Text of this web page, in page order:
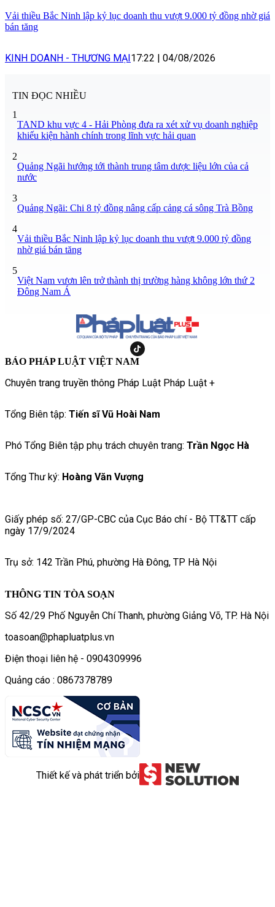
Vải thiều Bắc Ninh lập kỷ lục doanh thu vượt 9.000 tỷ đồng nhờ giá
bán tăng
KINH DOANH - THƯƠNG MẠI 17:22 04/08/2026
TIN ĐỌC NHIỀU
1
TAND khu vực 4 - Hải Phòng đưa ra xét xử vụ doanh nghiệp
khiếu kiện hành chính trong lĩnh vực hải quan
2
Quảng Ngãi hướng tới thành trung tâm dược liệu lớn của cả
nước
3
Quảng Ngãi: Chi 8 tỷ đồng nâng cấp cảng cá sông Trà Bồng
4
Vải thiều Bắc Ninh lập kỷ lục doanh thu vượt 9.000 tỷ đồng
nhờ giá bán tăng
5
Việt Nam vươn lên trở thành thị trường hàng không lớn thứ 2
Đông Nam Á
BÁO PHÁP LUẬT VIỆT NAM
Chuyên trang truyền thông Pháp Luật Pháp Luật +
Tổng Biên tập: Tiến sĩ Vũ Hoài Nam
Phó Tổng Biên tập phụ trách chuyên trang: Trần Ngọc Hà
Tổng Thư ký: Hoàng Văn Vượng
Giấy phép số: 27/GP-CBC của Cục Báo chí - Bộ TT&TT cấp
ngày 17/9/2024
Trụ sở: 142 Trần Phú, phường Hà Đông, TP Hà Nội
THÔNG TIN TÒA SOẠN
Số 42/29 Phố Nguyễn Chí Thanh, phường Giảng Võ, TP. Hà Nội
toasoan@phapluatplus.vn
Điện thoại liên hệ - 0904309996
Quảng cáo : 0867378789
Thiết kế và phát triển bởi